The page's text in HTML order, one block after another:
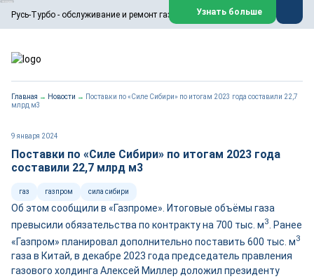
Русь-Турбо - обслуживание и ремонт газовых паровых турбин
ООО «Русь-Турбо» занимается сервисом газовых и паровых
турбин, комплексным ремонтом, восстановлением,
техническим обслуживанием оборудования ТЭС,
работают на нефтегазовых, нефтехимических,
металлургических и других предприятиях.
Реклама. ООО «Русь-Турбо», ИНН 7802588950
erid: F7NfYUJCUneVdwPs4znf
Узнать больше
Главная → Новости → Поставки по «Силе Сибири» по итогам 2023 года составили 22,7
млрд м3
9 января 2024
Поставки по «Силе Сибири» по итогам 2023 года
составили 22,7 млрд м3
газ газпром сила сибири
Об этом сообщили в «Газпроме». Итоговые объёмы газа
превысили обязательства по контракту на 700 тыс. м3
. Ранее
«Газпром» планировал дополнительно поставить 600 тыс. м3
газа в Китай, в декабре 2023 года председатель правления
газового холдинга Алексей Миллер доложил президенту